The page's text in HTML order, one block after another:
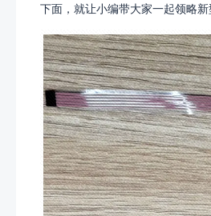
下面，就让小编带大家一起领略新